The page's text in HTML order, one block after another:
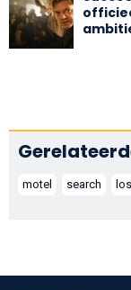
motel search